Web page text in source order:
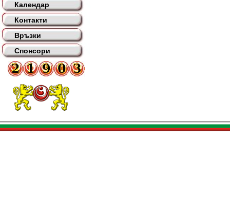
Календар
Контакти
Връзки
Спонсори